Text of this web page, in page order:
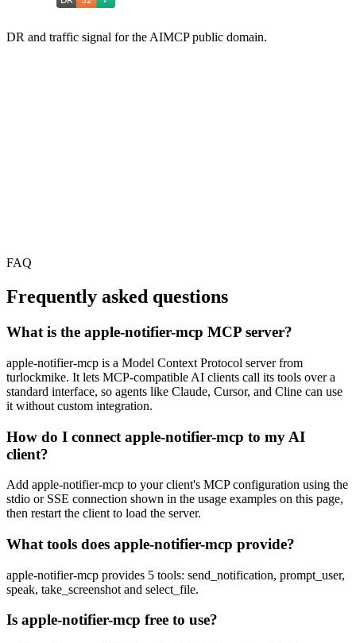
DR and traffic signal for the AIMCP public domain.
FAQ
Frequently asked questions
What is the apple-notifier-mcp MCP server?
apple-notifier-mcp is a Model Context Protocol server from
turlockmike. It lets MCP-compatible AI clients call its tools over a
standard interface, so agents like Claude, Cursor, and Cline can use
it without custom integration.
How do I connect apple-notifier-mcp to my AI
client?
Add apple-notifier-mcp to your client's MCP configuration using the
stdio or SSE connection shown in the usage examples on this page,
then restart the client to load the server.
What tools does apple-notifier-mcp provide?
apple-notifier-mcp provides 5 tools: send_notification, prompt_user,
speak, take_screenshot and select_file.
Is apple-notifier-mcp free to use?